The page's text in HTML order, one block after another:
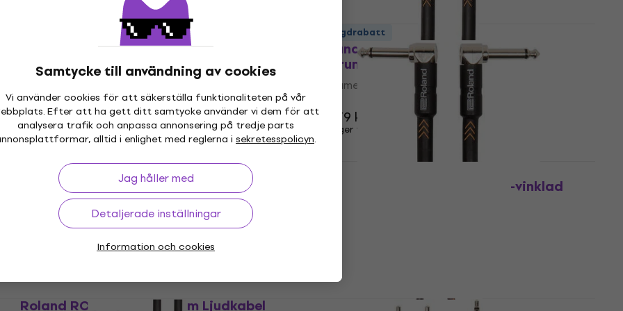
Samtycke till användning av cookies
Vi använder cookies för att säkerställa funktionaliteten på vår
Efter att ha gett ditt samtycke använder vi dem för att
analysera trafik och anpassa annonsering på tredje parts
alltid i enlighet med reglerna i sekretesspolicyn.
Jag håller med
Detaljerade inställningar
Information och cookies
Roland RCC-10-TRXM Svart
4,9/5
138 kr
I lager för E-shop
Roland RIC-B15 4,5 m Rak - Rak
Instrumentkabel
Instrumentkabel
213,79 kr
I lager för E-shop
Roland RMIDI-B 3 m MIDI-kabel
MIDI-kabel
I lager för E-shop
Mängdrabatt
Roland RIC-BPC 15 cm Vinklad-vinklad
Roland RCC-10-TR28V2 3 m Ljudkabel